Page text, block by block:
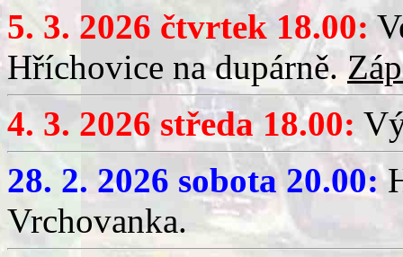
5. 3. 2026 čtvrtek 18.00:
Hříchovice na dupárně.
4. 3. 2026 středa 18.00:
28. 2. 2026 sobota 20.00:
Vrchovanka.